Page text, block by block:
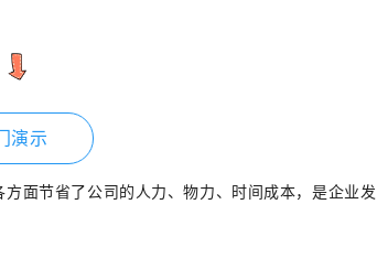
演示
面节省了公司的人力、物力、时间成本，是企业发